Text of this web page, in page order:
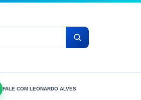
FALE COM LEONARDO ALVES